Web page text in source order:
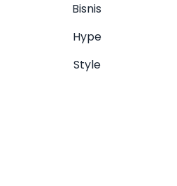
Bisnis
Hype
Style